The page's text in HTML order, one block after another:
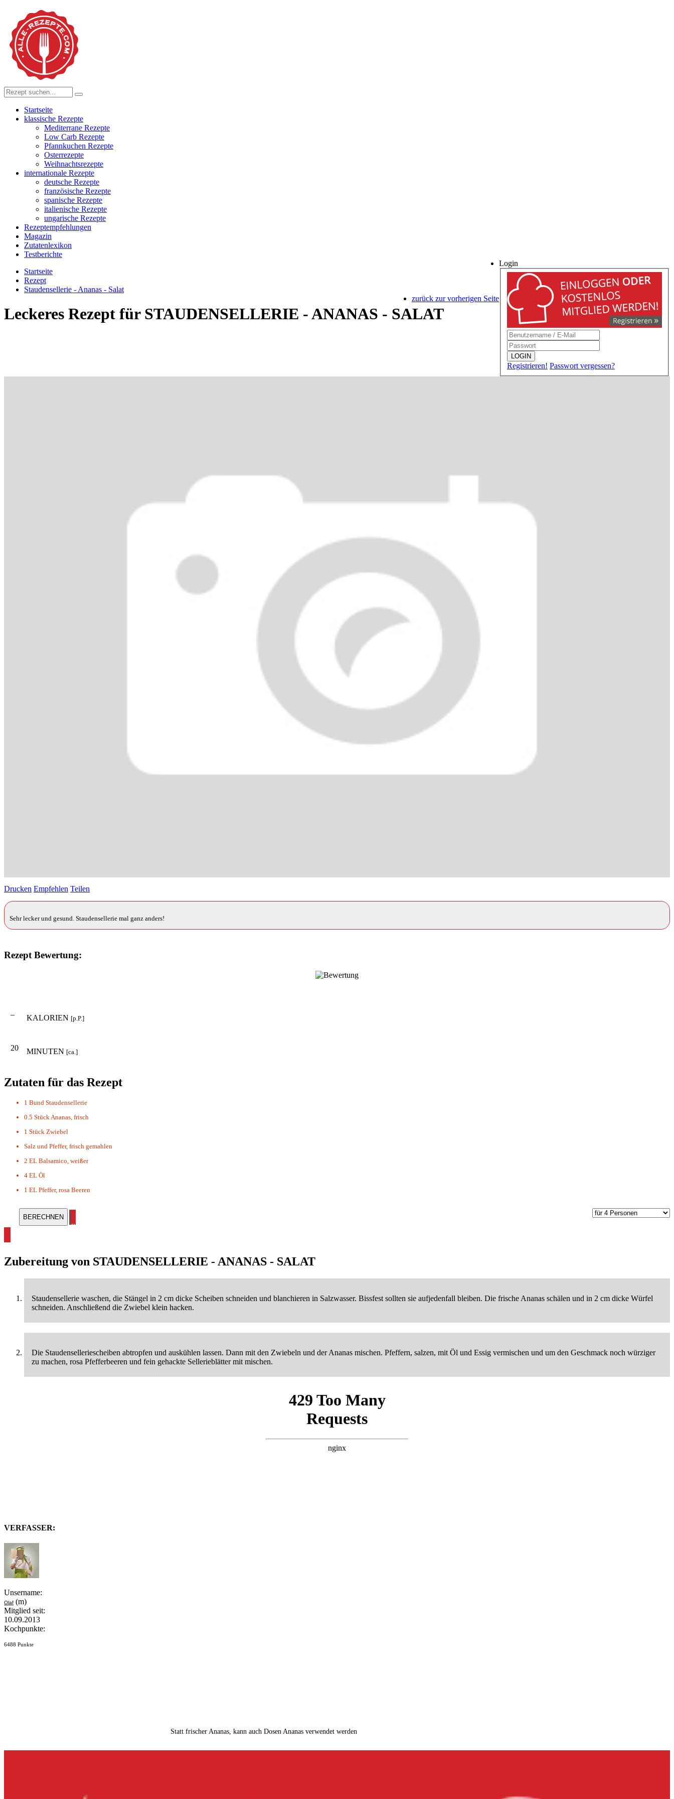
Startseite
klassische Rezepte
Mediterrane Rezepte
Low Carb Rezepte
Pfannkuchen Rezepte
Osterrezepte
Weihnachtsrezepte
internationale Rezepte
deutsche Rezepte
französische Rezepte
spanische Rezepte
italienische Rezepte
ungarische Rezepte
Rezeptempfehlungen
Magazin
Zutatenlexikon
Testberichte
Login
LOGIN
Registrieren! Passwort vergessen?
Startseite
Rezept
Staudensellerie - Ananas - Salat
zurück zur vorherigen Seite
Leckeres Rezept für STAUDENSELLERIE - ANANAS - SALAT
Drucken Empfehlen Teilen
Sehr lecker und gesund. Staudensellerie mal ganz anders!
Rezept Bewertung:
– KALORIEN [p.P.]
20 MINUTEN [ca.]
Zutaten für das Rezept
1 Bund Staudensellerie
0.5 StückAnanas, frisch
1 Stück Zwiebel
Salz und Pfeffer, frisch gemahlen
2 EL Balsamico, weißer
4 EL Öl
1 EL Pfeffer, rosa Beeren
alle Salat Rezepte ansehen
Zubereitung von STAUDENSELLERIE - ANANAS - SALAT
Staudensellerie waschen, die Stängel in 2 cm dicke Scheiben schneiden und blanchieren in Salzwasser. Bissfest sollten sie aufjedenfall bleiben. Die frische Ananas schälen und in 2 cm dicke Würfel
schneiden. Anschließend die Zwiebel klein hacken.
Die Staudenselleriescheiben abtropfen und auskühlen lassen. Dann mit den Zwiebeln und der Ananas mischen. Pfeffern, salzen, mit Öl und Essig vermischen und um den Geschmack noch würziger
zu machen, rosa Pfefferbeeren und fein gehackte Sellerieblätter mit mischen.
VERFASSER:
Unsername:
Olaf (m)
Mitglied seit:
10.09.2013
Kochpunkte:
6488 Punkte
Statt frischer Ananas, kann auch Dosen Ananas verwendet werden